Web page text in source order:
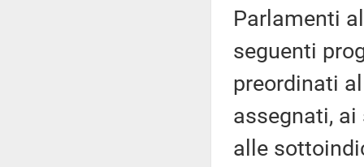
Parlamenti
seguenti
preordinati
assegnati,
alle